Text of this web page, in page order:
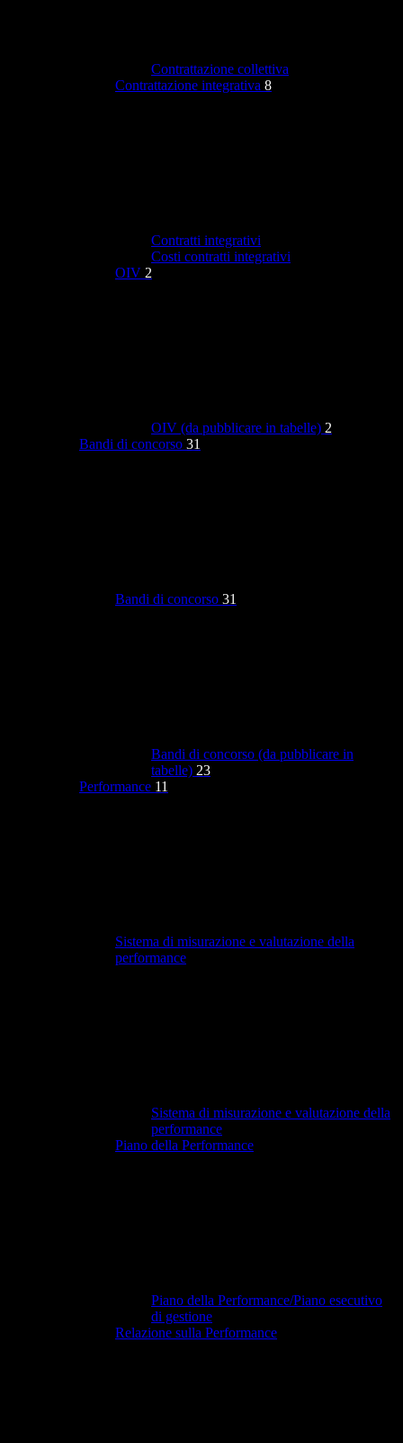
Contrattazione collettiva
Contrattazione integrativa 8
Contratti integrativi
Costi contratti integrativi
OIV 2
OIV (da pubblicare in tabelle) 2
Bandi di concorso 31
Bandi di concorso 31
Bandi di concorso (da pubblicare in
tabelle) 23
Performance 11
Sistema di misurazione e valutazione della
performance
Sistema di misurazione e valutazione della
performance
Piano della Performance
Piano della Performance/Piano esecutivo
di gestione
Relazione sulla Performance